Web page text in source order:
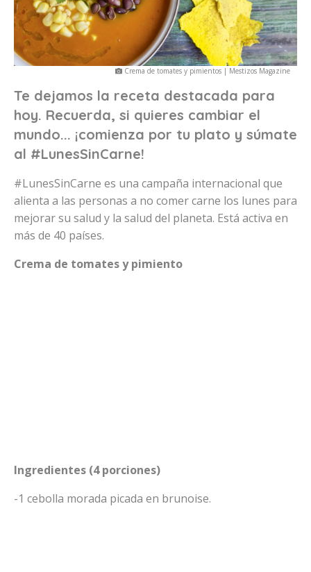
Crema de tomates y pimientos | Mestizos Magazine
Te dejamos la receta destacada para
hoy. Recuerda, si quieres cambiar el
mundo... ¡comienza por tu plato y súmate
al #LunesSinCarne!
#LunesSinCarne es una campaña internacional que
alienta a las personas a no comer carne los lunes para
mejorar su salud y la salud del planeta. Está activa en
más de 40 países.
Crema de tomates y pimiento
Ingredientes (4 porciones)
-1 cebolla morada picada en brunoise.